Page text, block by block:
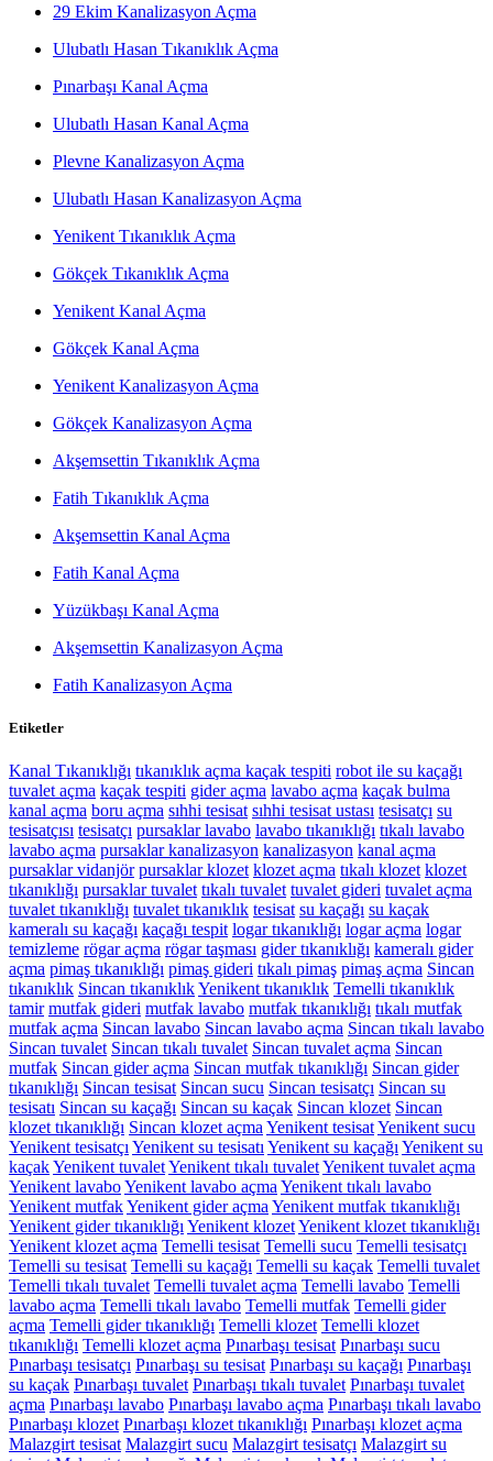
29 Ekim Kanalizasyon Açma
Ulubatlı Hasan Tıkanıklık Açma
Pınarbaşı Kanal Açma
Ulubatlı Hasan Kanal Açma
Plevne Kanalizasyon Açma
Ulubatlı Hasan Kanalizasyon Açma
Yenikent Tıkanıklık Açma
Gökçek Tıkanıklık Açma
Yenikent Kanal Açma
Gökçek Kanal Açma
Yenikent Kanalizasyon Açma
Gökçek Kanalizasyon Açma
Akşemsettin Tıkanıklık Açma
Fatih Tıkanıklık Açma
Akşemsettin Kanal Açma
Fatih Kanal Açma
Yüzükbaşı Kanal Açma
Akşemsettin Kanalizasyon Açma
Fatih Kanalizasyon Açma
Etiketler
Kanal Tıkanıklığı tıkanıklık açma kaçak tespiti robot ile su kaçağı
tuvalet açma kaçak tespiti gider açma lavabo açma kaçak bulma
kanal açma boru açma sıhhi tesisat sıhhi tesisat ustası tesisatçı su
tesisatçısı tesisatçı pursaklar lavabo lavabo tıkanıklığı tıkalı lavabo
lavabo açma pursaklar kanalizasyon kanalizasyon kanal açma
pursaklar vidanjör pursaklar klozet klozet açma tıkalı klozet klozet
tıkanıklığı pursaklar tuvalet tıkalı tuvalet tuvalet gideri tuvalet açma
tuvalet tıkanıklığı tuvalet tıkanıklık tesisat su kaçağı su kaçak
kameralı su kaçağı kaçağı tespit logar tıkanıklığı logar açma logar
temizleme rögar açma rögar taşması gider tıkanıklığı kameralı gider
açma pimaş tıkanıklığı pimaş gideri tıkalı pimaş pimaş açma Sincan
tıkanıklık Sincan tıkanıklıkYenikent tıkanıklık Temelli tıkanıklık
tamir mutfak gideri mutfak lavabo mutfak tıkanıklığı tıkalı mutfak
mutfak açma Sincan lavabo Sincan lavabo açma Sincan tıkalı lavabo
Sincan tuvalet Sincan tıkalı tuvalet Sincan tuvalet açma Sincan
mutfak Sincan gider açma Sincan mutfak tıkanıklığı Sincan gider
tıkanıklığı Sincan tesisat Sincan sucu Sincan tesisatçı Sincan su
tesisatı Sincan su kaçağı Sincan su kaçak Sincan klozet Sincan
klozet tıkanıklığı Sincan klozet açma Yenikent tesisatYenikent sucu
Yenikent tesisatçı Yenikent su tesisatı Yenikent su kaçağı Yenikent su
kaçakYenikent tuvaletYenikent tıkalı tuvaletYenikent tuvalet açma
Yenikent lavaboYenikent lavabo açma Yenikent tıkalı lavabo
Yenikent mutfakYenikent gider açma Yenikent mutfak tıkanıklığı
Yenikent gider tıkanıklığı Yenikent klozetYenikent klozet tıkanıklığı
Yenikent klozet açma Temelli tesisat Temelli sucu Temelli tesisatçı
Temelli su tesisat Temelli su kaçağı Temelli su kaçak Temelli tuvalet
Temelli tıkalı tuvalet Temelli tuvalet açma Temelli lavabo Temelli
lavabo açma Temelli tıkalı lavabo Temelli mutfak Temelli gider
açma Temelli gider tıkanıklığı Temelli klozet Temelli klozet
tıkanıklığı Temelli klozet açma Pınarbaşı tesisat Pınarbaşı sucu
Pınarbaşı tesisatçı Pınarbaşı su tesisat Pınarbaşı su kaçağı Pınarbaşı
su kaçak Pınarbaşı tuvalet Pınarbaşı tıkalı tuvalet Pınarbaşı tuvalet
açma Pınarbaşı lavabo Pınarbaşı lavabo açma Pınarbaşı tıkalı lavabo
Pınarbaşı klozet Pınarbaşı klozet tıkanıklığı Pınarbaşı klozet açma
Malazgirt tesisat Malazgirt sucu Malazgirt tesisatçı Malazgirt su